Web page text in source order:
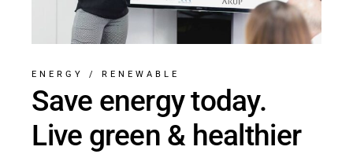
ENERGY / RENEWABLE
Save energy today.
Live green & healthier